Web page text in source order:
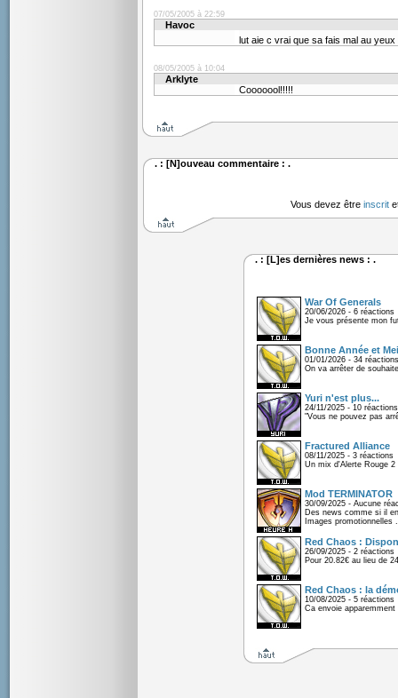
07/05/2005 à 22:59
Havoc
lut aie c vrai que sa fais mal au
08/05/2005 à 10:04
Arklyte
Cooooool!!!!!
. : [N]ouveau commentaire : .
Vous devez être inscrit
. : [L]es dernières news : .
War Of Generals
20/06/2026 - 6 réactions
Je vous présente mon
Bonne Année et
01/01/2026 - 34 réactions
On va arrêter de
Yuri n'est plus...
24/11/2025 - 10 réactions
"Vous ne pouvez pas
Fractured Alliance
08/11/2025 - 3 réactions
Un mix d'Alerte Rouge
Mod TERMINATOR
30/09/2025 - Aucune
Des news comme si il
Images promotionnelles .
Red Chaos :
26/09/2025 - 2 réactions
Pour 20.82€ au lieu de
Red Chaos : la
10/08/2025 - 5 réactions
Ca envoie apparemment